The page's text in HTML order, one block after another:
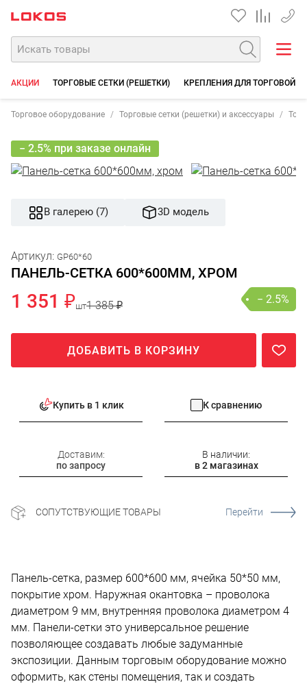
+7
АКЦИИ ТОРГОВЫЕ СЕТКИ (РЕШЕТКИ) КРЕПЛЕНИЯ ДЛЯ ТОРГОВОЙ
Торговое оборудование Торговые сетки (решетки) и аксессуары
− 2.5% при заказе онлайн
В галерею (7) 3D модель
Артикул: GP60*60
ПАНЕЛЬ-СЕТКА 600*600ММ, ХРОМ
1 351 ₽шт1 385 ₽ − 2.5%
ДОБАВИТЬ В КОРЗИНУ
Купить в 1 клик К сравнению
Доставим:
по запросу
В наличии:
в 2 магазинах
СОПУТСТВУЮЩИЕ ТОВАРЫ Перейти
Панель-сетка, размер 600*600 мм, ячейка 50*50 мм,
покрытие хром. Наружная окантовка – проволока
диаметром 9 мм, внутренняя проволока диаметром 4
мм. Панели-сетки это универсальное решение
позволяющее создавать любые задуманные
экспозиции. Данным торговым оборудование можно
оформить, как стены помещения, так и создать